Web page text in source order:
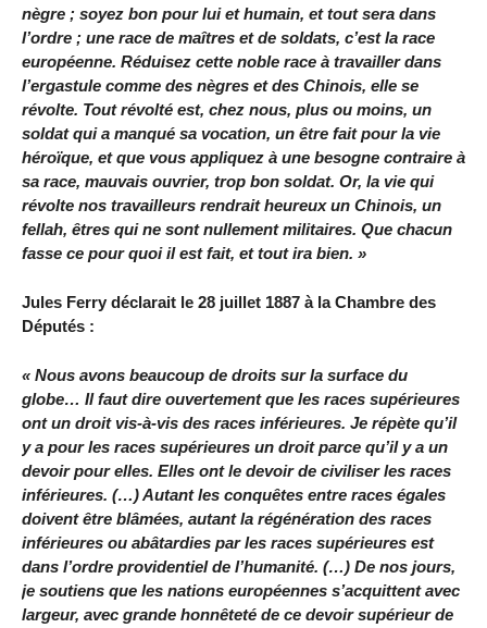
nègre ; soyez bon pour lui et humain, et tout sera dans
l’ordre ; une race de maîtres et de soldats, c’est la race
européenne. Réduisez cette noble race à travailler dans
l’ergastule comme des nègres et des Chinois, elle se
révolte. Tout révolté est, chez nous, plus ou moins, un
soldat qui a manqué sa vocation, un être fait pour la vie
héroïque, et que vous appliquez à une besogne contraire à
sa race, mauvais ouvrier, trop bon soldat. Or, la vie qui
révolte nos travailleurs rendrait heureux un Chinois, un
fellah, êtres qui ne sont nullement militaires. Que chacun
fasse ce pour quoi il est fait, et tout ira bien. »
Jules Ferry déclarait le 28 juillet 1887 à la Chambre des
Députés :
« Nous avons beaucoup de droits sur la surface du
globe… Il faut dire ouvertement que les races supérieures
ont un droit vis-à-vis des races inférieures. Je répète qu’il
y a pour les races supérieures un droit parce qu’il y a un
devoir pour elles. Elles ont le devoir de civiliser les races
inférieures. (…) Autant les conquêtes entre races égales
doivent être blâmées, autant la régénération des races
inférieures ou abâtardies par les races supérieures est
dans l’ordre providentiel de l’humanité. (…) De nos jours,
je soutiens que les nations européennes s’acquittent avec
largeur, avec grande honnêteté de ce devoir supérieur de